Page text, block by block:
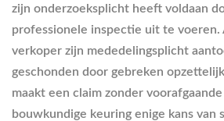
zijn onderzoeksplicht heeft voldaan
professionele inspectie uit te voeren.
verkoper zijn mededelingsplicht
geschonden door gebreken
maakt een claim zonder
bouwkundige keuring enige kans van